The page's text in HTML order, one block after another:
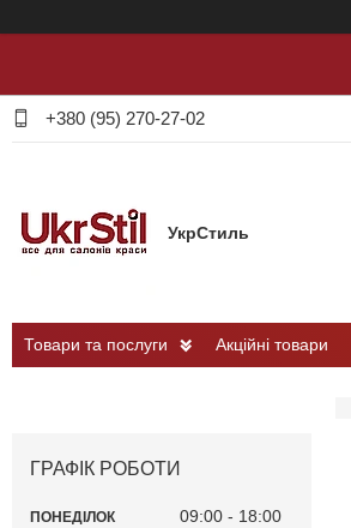
+380 (95) 270-27-02
УкрСтиль
Товари та послуги Акційні товари
ГРАФІК РОБОТИ
ПОНЕДІЛОК 09:00 18:00